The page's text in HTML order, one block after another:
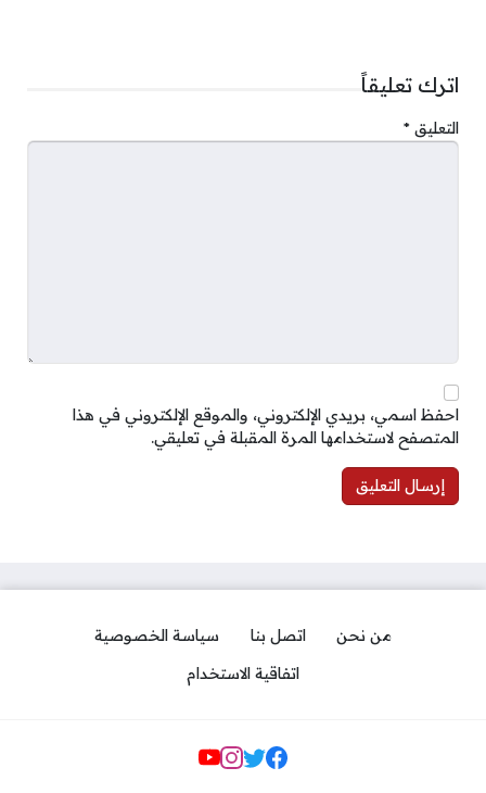
اترك تعليقاً
التعليق *
احفظ اسمي، بريدي الإلكتروني، والموقع الإلكتروني في هذا
المتصفح لاستخدامها المرة المقبلة في تعليقي.
من نحن اتصل بنا
سياسة الخصوصية
اتفاقية الاستخدام
مواقع التواصل